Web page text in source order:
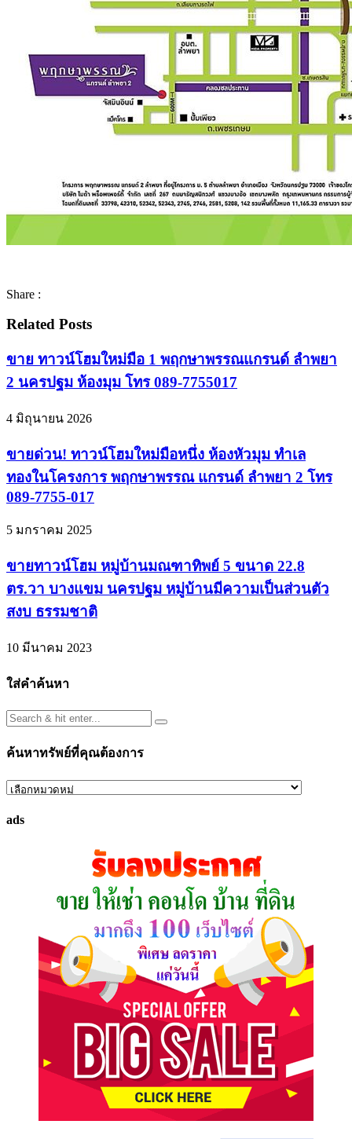
Share :
Related Posts
ขาย ทาวน์โฮมใหม่มือ 1 พฤกษาพรรณแกรนด์ ลำพยา
2 นครปฐม ห้องมุม โทร 089-7755017
4 มิถุนายน 2026
ขายด่วน! ทาวน์โฮมใหม่มือหนึ่ง ห้องหัวมุม ทำเล
ทองในโครงการ พฤกษาพรรณ แกรนด์ ลำพยา 2 โทร
089-7755-017
5 มกราคม 2025
ขายทาวน์โฮม หมู่บ้านมณฑาทิพย์ 5 ขนาด 22.8
ตร.วา บางแขม นครปฐม หมู่บ้านมีความเป็นส่วนตัว
สงบ ธรรมชาติ
10 มีนาคม 2023
ใส่คำค้นหา
ค้นหาทรัพย์ที่คุณต้องการ
ค้นหา
ที่
ads